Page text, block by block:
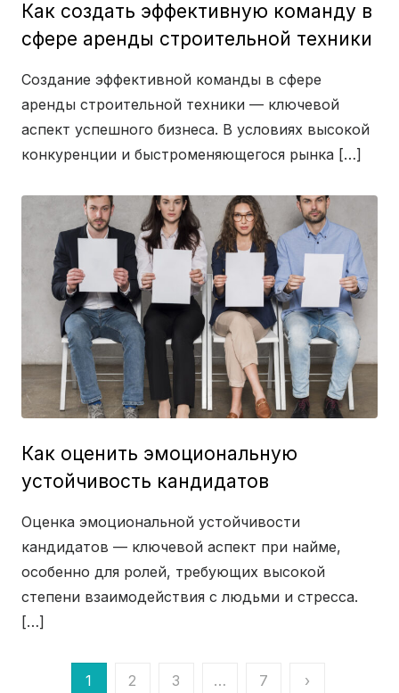
Как создать эффективную команду в
сфере аренды строительной техники
Создание эффективной команды в сфере
аренды строительной техники — ключевой
аспект успешного бизнеса. В условиях высокой
конкуренции и быстроменяющегося рынка […]
Как оценить эмоциональную
устойчивость кандидатов
Оценка эмоциональной устойчивости
кандидатов — ключевой аспект при найме,
особенно для ролей, требующих высокой
степени взаимодействия с людьми и стресса.
[…]
1 2 3 … 7 ›